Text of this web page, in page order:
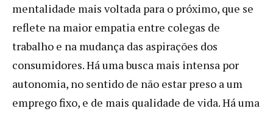
mentalidade mais voltada para o próximo, que se
reflete na maior empatia entre colegas de
trabalho e na mudança das aspirações dos
consumidores. Há uma busca mais intensa por
autonomia, no sentido de não estar preso a um
emprego fixo, e de mais qualidade de vida. Há uma